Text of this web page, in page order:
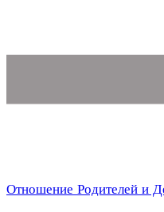
Отношение Родителей и